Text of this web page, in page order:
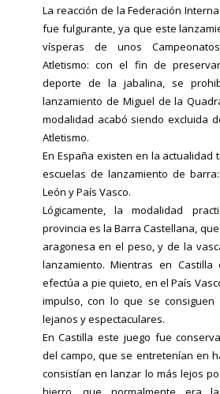
La reacción de la Federación
fue fulgurante, ya que este
vísperas de unos
Atletismo: con el fin de
deporte de la jabalina, se
lanzamiento de Miguel de la
modalidad acabó siendo excluida
Atletismo.
En España existen en la actualidad
escuelas de lanzamiento de
León y País Vasco.
Lógicamente, la modalidad
provincia es la Barra Castellana,
aragonesa en el peso, y de la
lanzamiento. Mientras en Castilla
efectúa a pie quieto, en el País
impulso, con lo que se consiguen
lejanos y espectaculares.
En Castilla este juego fue
del campo, que se entretenían en
consistían en lanzar lo más lejos